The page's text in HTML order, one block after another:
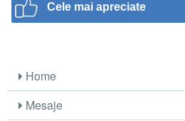
Cele mai apreciate
Home
Mesaje